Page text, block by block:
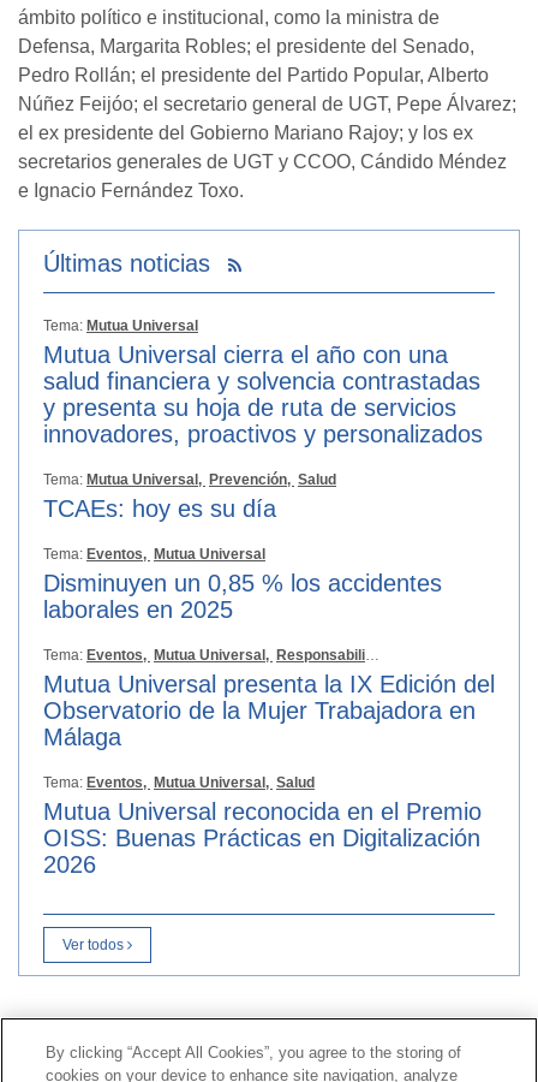
ámbito político e institucional, como la ministra de
Defensa, Margarita Robles; el presidente del Senado,
Pedro Rollán; el presidente del Partido Popular, Alberto
Núñez Feijóo; el secretario general de UGT, Pepe Álvarez;
el ex presidente del Gobierno Mariano Rajoy; y los ex
secretarios generales de UGT y CCOO, Cándido Méndez
e Ignacio Fernández Toxo.
Últimas noticias
Tema: Mutua Universal
Mutua Universal cierra el año con una
salud financiera y solvencia contrastadas
y presenta su hoja de ruta de servicios
innovadores, proactivos y personalizados
Tema: Mutua Universal, Prevención, Salud
TCAEs: hoy es su día
Tema: Eventos, Mutua Universal
Disminuyen un 0,85 % los accidentes
laborales en 2025
Tema: Eventos, Mutua Universal, Responsabilidad Social
Mutua Universal presenta la IX Edición del
Observatorio de la Mujer Trabajadora en
Málaga
Tema: Eventos, Mutua Universal, Salud
Mutua Universal reconocida en el Premio
OISS: Buenas Prácticas en Digitalización
2026
Ver todos
Línea Universal 900 203 203|Zona Privada Comisión de
By clicking “Accept All Cookies”, you agree to the storing of
cookies on your device to enhance site navigation, analyze